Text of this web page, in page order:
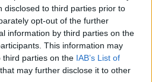
disclosed to third parties prior to
opt-out of the further
information by third parties on the
This information may
third parties on the IAB’s List of
that may further disclose it to other
a fiatal lányokat 13. rész
rész